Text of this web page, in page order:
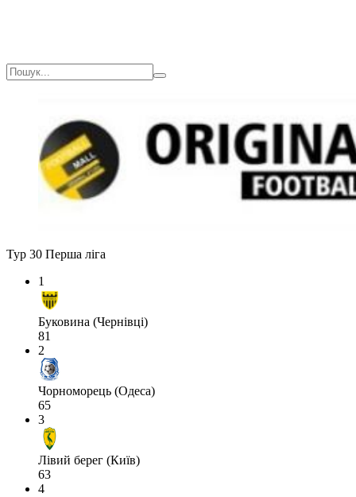
Тур 30 Перша ліга
1
Буковина (Чернівці)
81
2
Чорноморець (Одеса)
65
3
Лівий берег (Київ)
63
4